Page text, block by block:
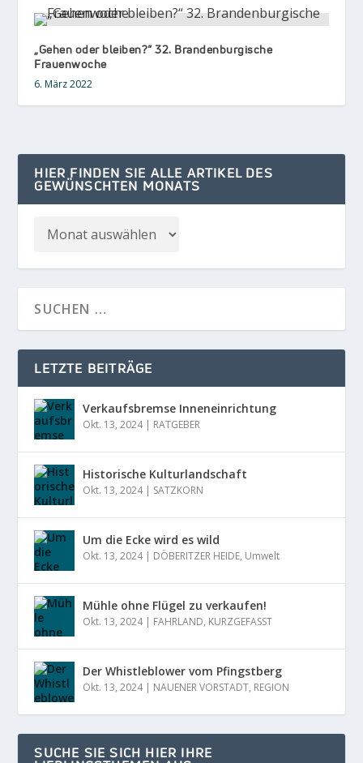
„Gehen oder bleiben?“ 32. Brandenburgische
Frauenwoche
6. März 2022
HIER FINDEN SIE ALLE ARTIKEL DES
GEWÜNSCHTEN MONATS
LETZTE BEITRÄGE
Verkaufsbremse Inneneinrichtung
Okt. 13, 2024| RATGEBER
Historische Kulturlandschaft
Okt. 13, 2024| SATZKORN
Um die Ecke wird es wild
Okt. 13, 2024| DÖBERITZER HEIDE, Umwelt
Mühle ohne Flügel zu verkaufen!
Okt. 13, 2024| FAHRLAND, KURZGEFASST
Der Whistleblower vom Pfingstberg
Okt. 13, 2024| NAUENER VORSTADT, REGION
SUCHE SIE SICH HIER IHRE